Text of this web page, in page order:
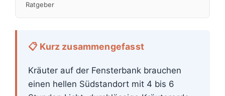
Ratgeber
📋 Kurz zusammengefasst
Kräuter auf der Fensterbank brauchen
einen hellen Südstandort mit 4 bis 6